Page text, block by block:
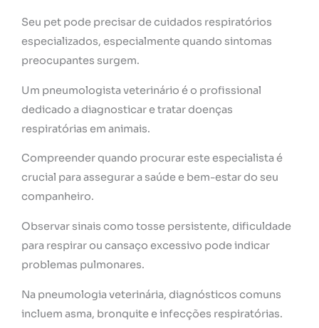
Seu pet pode precisar de cuidados respiratórios
especializados, especialmente quando sintomas
preocupantes surgem.
Um pneumologista veterinário é o profissional
dedicado a diagnosticar e tratar doenças
respiratórias em animais.
Compreender quando procurar este especialista é
crucial para assegurar a saúde e bem-estar do seu
companheiro.
Observar sinais como tosse persistente, dificuldade
para respirar ou cansaço excessivo pode indicar
problemas pulmonares.
Na pneumologia veterinária, diagnósticos comuns
incluem asma, bronquite e infecções respiratórias.